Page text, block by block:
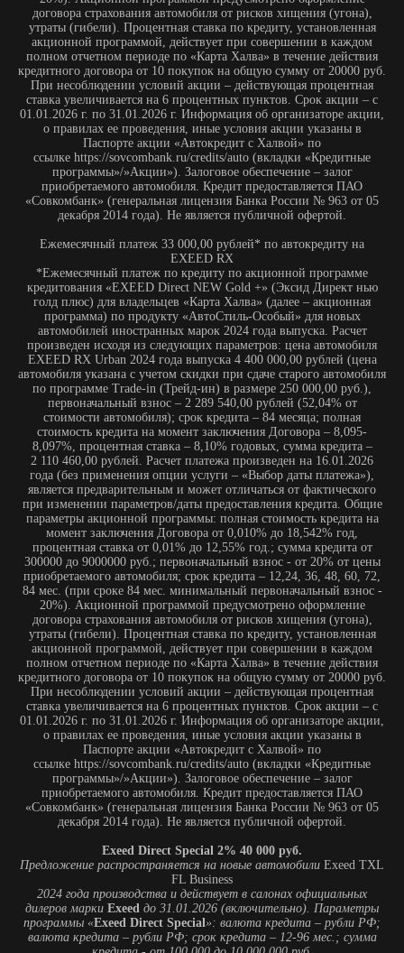
Ежемесячный платеж 33 000,00 рублей* по автокредиту на
EXEED RX
*Ежемесячный платеж по кредиту по акционной программе
кредитования «EXEED Direct NEW Gold +» (Эксид Директ нью
голд плюс) для владельцев «Карта Халва» (далее – акционная
программа) по продукту «АвтоСтиль-Особый» для новых
автомобилей иностранных марок 2024 года выпуска. Расчет
произведен исходя из следующих параметров: цена автомобиля
EXEED RX Urban 2024 года выпуска 4 400 000,00 рублей (цена
автомобиля указана с учетом скидки при сдаче старого автомобиля
по программе Trade-in (Трейд-ин) в размере 250 000,00 руб.),
первоначальный взнос – 2 289 540,00 рублей (52,04% от
стоимости автомобиля); срок кредита – 84 месяца; полная
стоимость кредита на момент заключения Договора – 8,095-
8,097%, процентная ставка – 8,10% годовых, сумма кредита –
2 110 460,00 рублей. Расчет платежа произведен на 16.01.2026
года (без применения опции услуги – «Выбор даты платежа»),
является предварительным и может отличаться от фактического
при изменении параметров/даты предоставления кредита. Общие
параметры акционной программы: полная стоимость кредита на
момент заключения Договора от 0,010% до 18,542% год,
процентная ставка от 0,01% до 12,55% год.; сумма кредита от
300000 до 9000000 руб.; первоначальный взнос - от 20% от цены
приобретаемого автомобиля; срок кредита – 12,24, 36, 48, 60, 72,
84 мес. (при сроке 84 мес. минимальный первоначальный взнос -
20%). Акционной программой предусмотрено оформление
договора страхования автомобиля от рисков хищения (угона),
утраты (гибели). Процентная ставка по кредиту, установленная
акционной программой, действует при совершении в каждом
полном отчетном периоде по «Карта Халва» в течение действия
кредитного договора от 10 покупок на общую сумму от 20000 руб.
При несоблюдении условий акции – действующая процентная
ставка увеличивается на 6 процентных пунктов. Срок акции – с
01.01.2026 г. по 31.01.2026 г. Информация об организаторе акции,
о правилах ее проведения, иные условия акции указаны в
Паспорте акции «Автокредит с Халвой» по
ссылке https://sovcombank.ru/credits/auto (вкладки «Кредитные
программы»/»Акции»). Залоговое обеспечение – залог
приобретаемого автомобиля. Кредит предоставляется ПАО
«Совкомбанк» (генеральная лицензия Банка России № 963 от 05
декабря 2014 года). Не является публичной офертой.
Exeed Direct Special 2% 40 000 руб.
Предложение распространяется на новые автомобилиExeed TXL
FL Business
2024 года производства и действует в салонах официальных
дилеров маркиExeedдо 31.01.2026 (включительно). Параметры
программы «Exeed Direct Special»: валюта кредита – рубли РФ;
валюта кредита – рубли РФ; срок кредита – 12-96 мес.; сумма
кредита - от 100 000 до 10 000 000 руб.
Стоимость приобретаемого автомобиля 3 380 000 руб при
условии скидки 300 000 по программе трейд-ин. Диапазон Полной
стоимости кредита в % годовых составляет от 1,648% до
2,343% при ежемесячном платеже 40 000 руб. Процентная
ставка составляет 2%, при первоначальном взносе 45,452% от
стоимости автомобиля, сроке кредита 48 мес, сумме кредита - 1
843 722 руб. и определяется индивидуально. Оценивайте свои
финансовые возможности и риски*.
Подробнее уточняйте в официальных дилерских центрах
Изучите все условия кредита в разделе «Кредит на покупку
автомобиля у дилера» на сайте банка
предоставляет АО Альфа-Банк. ИНН 7728168971 ОГРН
1027700067328 место нахождение 107078, г. Москва, ул.
Каланчевская, д. 27.Ген.лицензия ЦБ РФ № 1326 от 16.01.2015.
Предложение ограничено и не является публичной офертой.